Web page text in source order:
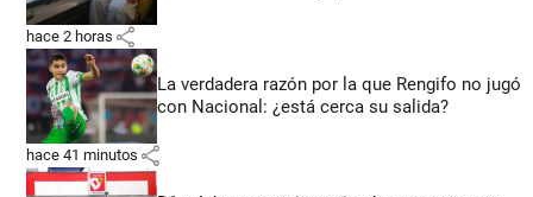
hace 2 horas share
La verdadera razón por la que Rengifo no jugó
con Nacional: ¿está cerca su salida?
hace 41 minutos share